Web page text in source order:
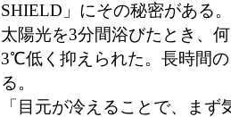
SHIELD」にその秘密がある
太陽光を3分間浴びたとき、
3℃低く抑えられた。長時間
る。
「目元が冷えることで、ま